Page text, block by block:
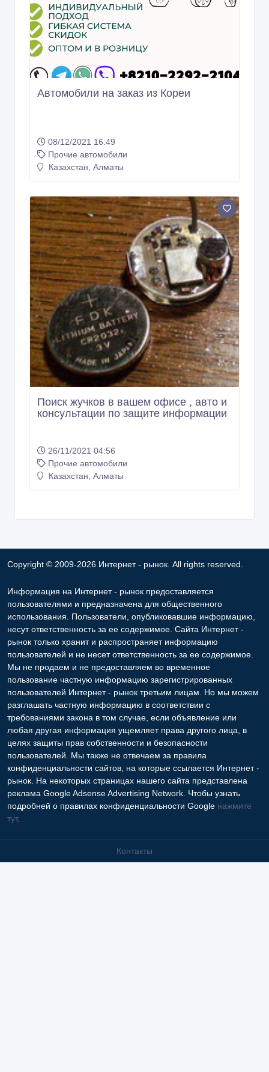
Автомобили на заказ из Кореи
08/12/2021 16:49
Прочие автомобили
Казахстан, Алматы
Поиск жучков в вашем офисе , авто и
консультации по защите информации
26/11/2021 04:56
Прочие автомобили
Казахстан, Алматы
Copyright © 2009-2026 Интернет - рынок. All rights reserved.
Информация на Интернет - рынок предоставляется
пользователями и предназначена для общественного
использования. Пользователи, опубликовавшие информацию,
несут ответственность за ее содержимое. Сайта Интернет -
рынок только хранит и распространяет информацию
пользователей и не несет ответственность за ее содержимое.
Мы не продаем и не предоставляем во временное
пользование частную информацию зарегистрированных
пользователей Интернет - рынок третьим лицам. Но мы можем
разглашать частную информацию в соответствии с
требованиями закона в том случае, если объявление или
любая другая информация ущемляет права другого лица, в
целях защиты прав собственности и безопасности
пользователей. Мы также не отвечаем за правила
конфиденциальности сайтов, на которые ссылается Интернет -
рынок. На некоторых страницах нашего сайта представлена
реклама Google Adsense Advertising Network. Чтобы узнать
подробней о правилах конфиденциальности Google нажмите
тут.
Контакты